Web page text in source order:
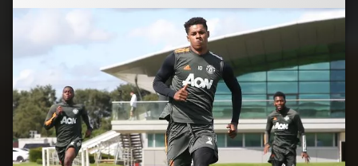
Jóga
Kondice
Manchester
United